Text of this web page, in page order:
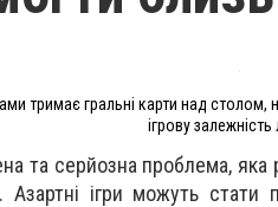
тримає гральні карти над
ігрову
та серйозна проблема,
Азартні ігри можуть стати